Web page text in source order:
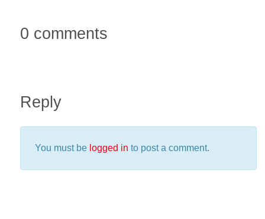
0 comments
Reply
You must be logged in to post a comment.